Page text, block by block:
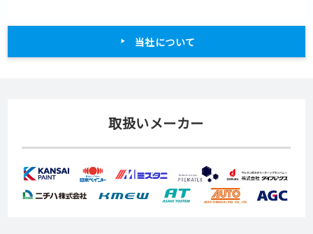
当社について
取扱いメーカー